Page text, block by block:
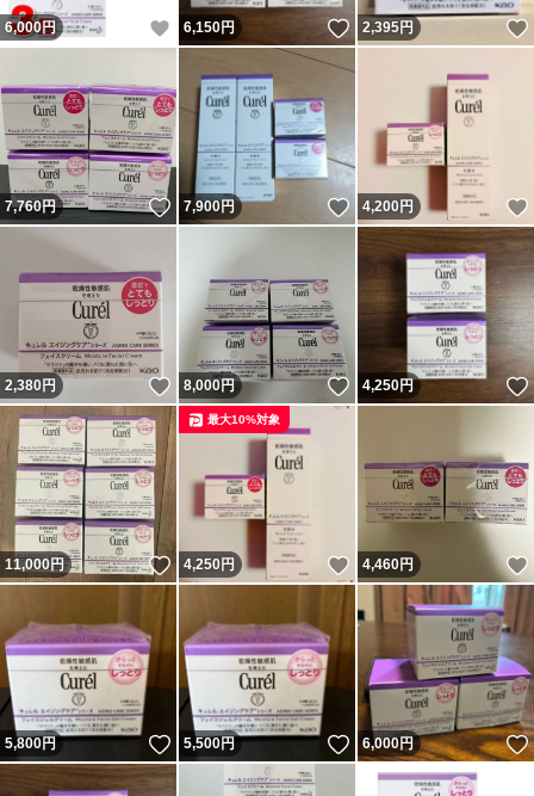
6,000円 いいね！
6,150円 いいね！
2,395円
7,760円 いいね！
7,900円 いいね！
4,200円
2,380円 いいね！
8,000円 いいね！
4,250円
11,000円 いいね！
4,250円 いいね！
最大10%対象
4,460円
5,800円 いいね！
5,500円 いいね！
6,000円